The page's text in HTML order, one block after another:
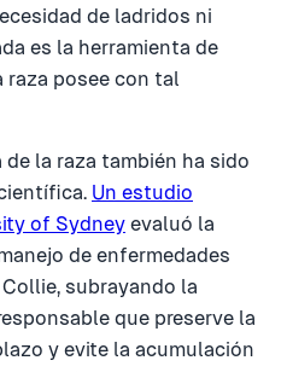
de ladridos ni
es la herramienta de
posee con tal
la raza también ha sido
Un estudio
of Sydney evaluó la
de enfermedades
subrayando la
que preserve la
y evite la acumulación